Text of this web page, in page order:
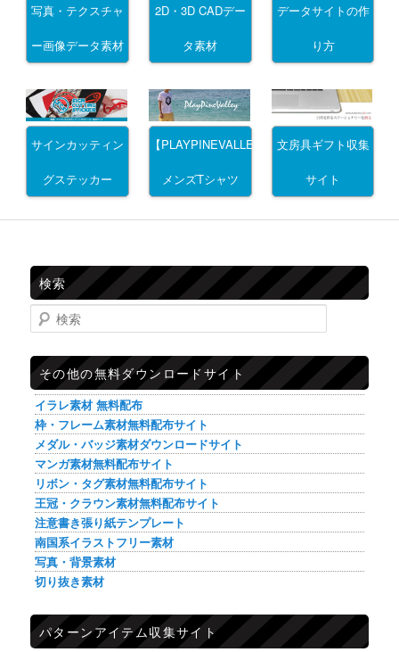
写真・テクスチャ
ー画像データ素材
2D・3D CADデー
タ素材
データサイトの作
り方
サインカッティン
グステッカー
【PLAYPINEVALLEY】
メンズTシャツ
文房具ギフト収集
サイト
検索
検索
その他の無料ダウンロードサイト
イラレ素材 無料配布
枠・フレーム素材無料配布サイト
メダル・バッジ素材ダウンロードサイト
マンガ素材無料配布サイト
リボン・タグ素材無料配布サイト
王冠・クラウン素材無料配布サイト
注意書き張り紙テンプレート
南国系イラストフリー素材
写真・背景素材
切り抜き素材
パターンアイテム収集サイト